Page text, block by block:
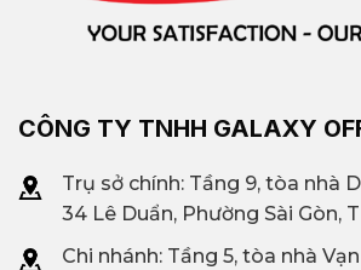
CÔNG TY TNHH GALAXY
Trụ sở chính: Tầng 9, tòa nhà
34 Lê Duẩn, Phường Sài Gòn,
Chi nhánh: Tầng 5, tòa nhà